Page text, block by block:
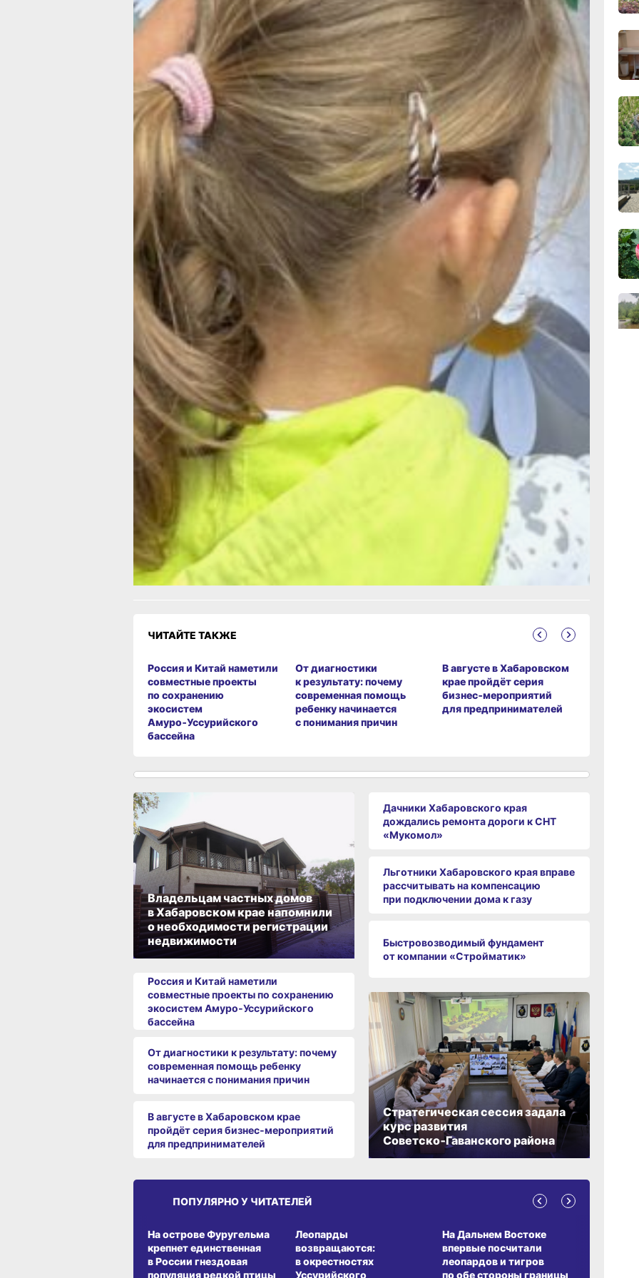
инстанциям, семейные МФЦ заключают
десятки соглашений о межведомственном
взаимодействии с различными учреждениями
соцзащиты, здравоохранения, культуры,
образования. Следующий шаг
в усовершенствовании работы МФЦ —
соглашения о сотрудничестве со всеми вузами
края.
Другой важной задачей семейных МФЦ
является организация различных культурных
мероприятий, которые сплачивают членов
семьи и укрепляют их взаимоотношения.
Недавно в семейном МФЦ Хабаровска
состоялось праздничное мероприятие,
посвящённое Дню семьи, любви и верности.
Благодаря душевному празднику удалось
еще больше подчеркнуть ценность семейных
отношений, что особенно важно в Год семьи. На
мероприятии присутствовали семьи с детьми,
была организована праздничная программа
с участием аниматоров. Дети и взрослые
с удовольствием проходили шуточные
испытания, участвовали в играх и розыгрышах.
Завершилось мероприятие вручением
подарков.
Наверное, такие мероприятия призваны
подтвердить то, что сказал министр соцзащиты
края Александр Дорофеев: свободное время
нужно проводить с семьей, а не в беготне
по инстанциям.
В Хабаровске семейный МФЦ находится
адресу: улица Постышева, 8. Телефон
8(4212)30-28-27.
В ТЕМУ:
Куда направить набор социальных услуг
Читайте нас в соцсетях:
ВКонтакте
Одноклассники,
или
МАКС
Как вам материал?
Огонь!
Супер
Злость
Разочарование
ЧИТАЙТЕ ТАКЖЕ
Россия и Китай наметили
совместные проекты
по сохранению
экосистем
Амуро‑Уссурийского
бассейна
От диагностики
к результату: почему
современная помощь
ребенку начинается
с понимания причин
В августе в Хабаровском
крае пройдёт серия
бизнес‑мероприятий
для предпринимателей
Владельцам частных домов
в Хабаровском крае напомнили
о необходимости регистрации
недвижимости
Россия и Китай наметили
совместные проекты по сохранению
экосистем Амуро‑Уссурийского
бассейна
От диагностики к результату: почему
современная помощь ребенку
начинается с понимания причин
В августе в Хабаровском крае
пройдёт серия бизнес‑мероприятий
для предпринимателей
Дачники Хабаровского края
дождались ремонта дороги к СНТ
«Мукомол»
Льготники Хабаровского края вправе
рассчитывать на компенсацию
при подключении дома к газу
Быстровозводимый фундамент
от компании «Стройматик»
Стратегическая сессия задала
курс развития
Советско‑Гаванского района
ПОПУЛЯРНО У ЧИТАТЕЛЕЙ
На острове Фуругельма
крепнет единственная
в России гнездовая
популяция редкой птицы
Леопарды
возвращаются:
в окрестностях
Уссурийского
На Дальнем Востоке
впервые посчитали
леопардов и тигров
по обе стороны границы
18:19,
вчера
17:01,